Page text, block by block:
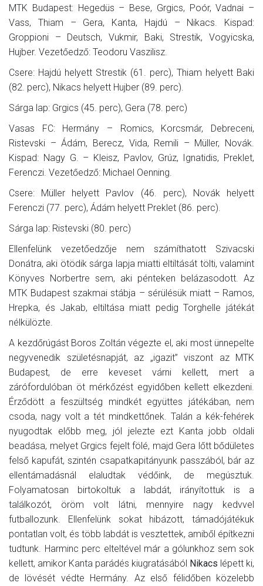
MTK Budapest: Hegedüs – Bese, Grgics, Poór, Vadnai –
Vass, Thiam – Gera, Kanta, Hajdú – Nikacs. Kispad:
Groppioni – Deutsch, Vukmir, Baki, Strestik, Vogyicska,
Hujber. Vezetőedző: Teodoru Vaszilisz.
Csere: Hajdú helyett Strestik (61. perc), Thiam helyett Baki
(82. perc), Nikacs helyett Hujber (89. perc).
Sárga lap: Grgics (45. perc), Gera (78. perc)
Vasas FC: Hermány – Romics, Korcsmár, Debreceni,
Ristevski – Ádám, Berecz, Vida, Remili – Müller, Novák.
Kispad: Nagy G. – Kleisz, Pavlov, Grúz, Ignatidis, Preklet,
Ferenczi. Vezetőedző: Michael Oenning.
Csere: Müller helyett Pavlov (46. perc), Novák helyett
Ferenczi (77. perc), Ádám helyett Preklet (86. perc).
Sárga lap: Ristevski (80. perc)
Ellenfelünk vezetőedzője nem számíthatott Szivacski
Donátra, aki ötödik sárga lapja miatti eltiltását tölti, valamint
Könyves Norbertre sem, aki pénteken belázasodott. Az
MTK Budapest szakmai stábja – sérülésük miatt – Ramos,
Hrepka, és Jakab, eltiltása miatt pedig Torghelle játékát
nélkülözte.
A kezdőrúgást Boros Zoltán végezte el, aki most ünnepelte
negyvenedik születésnapját, az „igazit” viszont az MTK
Budapest, de erre keveset várni kellett, mert a
zárófordulóban öt mérkőzést egyidőben kellett elkezdeni.
Érződött a feszültség mindkét együttes játékában, nem
csoda, nagy volt a tét mindkettőnek. Talán a kék-fehérek
nyugodtak előbb meg, jól jelezte ezt Kanta jobb oldali
beadása, melyet Grgics fejelt fölé, majd Gera lőtt bődületes
felső kapufát, szintén csapatkapitányunk passzából, bár az
ellentámadásnál elaludtak védőink, de megúsztuk.
Folyamatosan birtokoltuk a labdát, irányítottuk is a
találkozót, öröm volt látni, mennyire nagy kedvvel
futballozunk. Ellenfelünk sokat hibázott, támadójátékuk
pontatlan volt, és több labdát is vesztettek, amiből építkezni
tudtunk. Harminc perc elteltével már a gólunkhoz sem sok
kellett, amikor Kanta parádés kiugratásából Nikacs lépett ki,
de lövését védte Hermány. Az első félidőben közelebb